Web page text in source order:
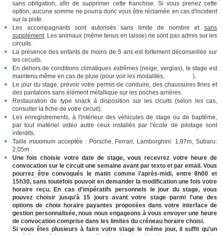
sans obligation, afin de supprimer cette franchise. Si vous prenez cette
option, aucune somme ne pourra donc vous être réclamée en cas d'incident
sur la piste.
Les accompagnants sont autorisés sans limite de nombre et sans
supplément . Les animaux (même tenus en laisse) ne sont pas admis sur les
circuits.
La présence des enfants de moins de 5 ans est fortement déconseillée sur
les circuits.
En dehors de conditions climatiques extrêmes (neige, verglas), le stage est
maintenu même en cas de pluie (pour voir les modalités,
).
Le jour du stage, prévoir votre permis de conduire, des chaussures fines et
des pantalons sans élément métallique sur les poches arrières.
Restauration de type snack à disposition sur les cicuits (selon les cas,
consulter la fiche de votre circuit).
Les enregistrements, à l'intérieur des véhicules de stage ou de baptême,
par tout matériel vidéo autre ceux installés par l'école de pilotage sont
interdits.
Taille maximum acceptée : Porsche, Ferrari, Lamborghini: 1,97m, Subaru:
2,05m
Une fois choisie votre date de stage, vous recevrez votre heure de
convocation sur le circuit une semaine avant par texto et par email. Vous
pourrez être convoqués le matin comme l'après-midi, entre 8h00 et
15h30, sans toutefois pouvoir en demander la modification une fois votre
horaire reçu. En cas d'impératifs personnels le jour du stage, vous
pouvez choisir jusqu'à 15 jours avant votre stage parmi l'une des
options de choix horaire payantes proposées dans votre interface de
gestion personnalisée, nous nous engageons à vous envoyer une heure
de convocation comprise dans les limites du créneau horaire choisi.
Si vous êtes plusieurs à faire votre stage le même jour, il suffit qu'un